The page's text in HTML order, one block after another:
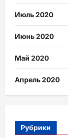
Июль 2020
Июнь 2020
Май 2020
Апрель 2020
Рубрики